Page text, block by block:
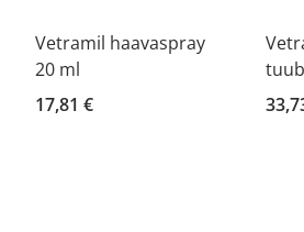
Vetramil haavaspray
20 ml
17,81 €